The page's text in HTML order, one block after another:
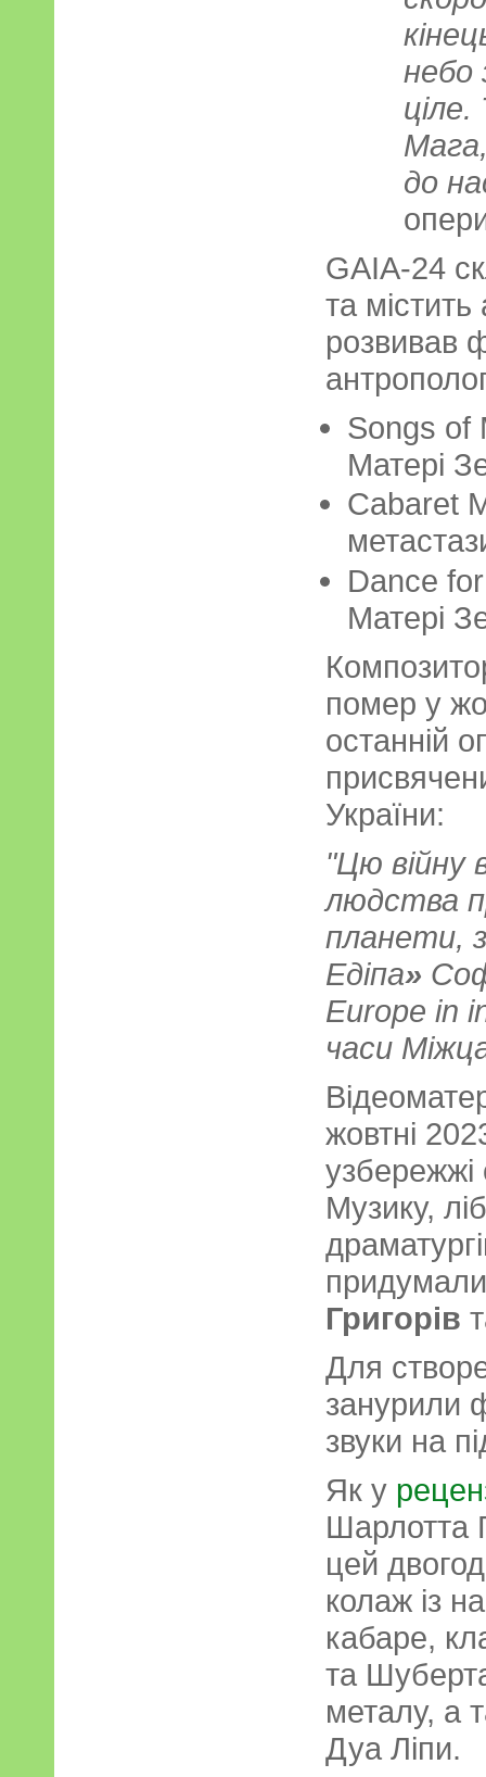
небо
до
GAIA-24
та
розвивав
Songs of
Матері
Cabaret
Dance
Матері
помер у
останній
України:
"Цю війну
людства
планети,
Едіпа»
Europe in
часи
жовтні
Музику,
Григорів
Для
занурили
звуки на
Як у
Шарлотта
цей
колаж із
кабаре,
та
металу, а
Дуа Ліпи.